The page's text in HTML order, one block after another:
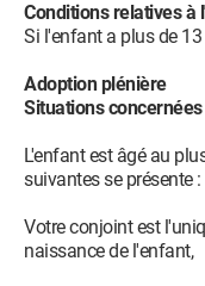
Conditions relatives à
Si l'enfant a plus de
Adoption plénière
Situations concernées
L'enfant est âgé au
suivantes se présente :
Votre conjoint est
naissance de l'enfant,